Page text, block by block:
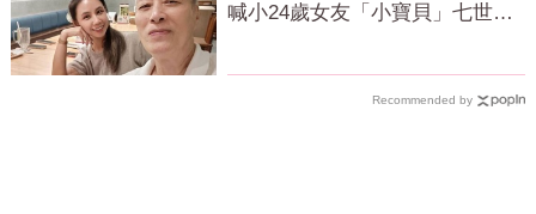
喊小24歲女友「小寶貝」七世情
Recommended by